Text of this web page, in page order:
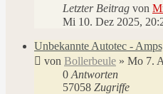
Letzter Beitrag von
Mi 10. Dez 2025,
Unbekannte Autotec -
von Bollerbeule » Mo 7.
0 Antworten
57058 Zugriffe